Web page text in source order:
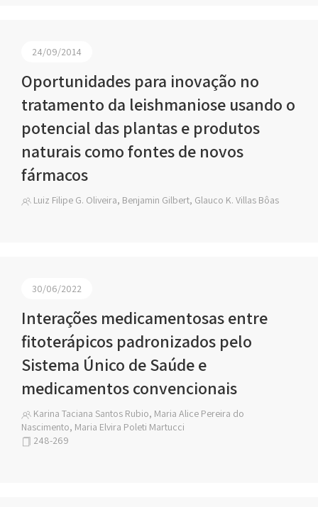
24/09/2014
Oportunidades para inovação no
tratamento da leishmaniose usando o
potencial das plantas e produtos
naturais como fontes de novos
fármacos
Luiz Filipe G. Oliveira, Benjamin Gilbert, Glauco K. Villas Bôas
30/06/2022
Interações medicamentosas entre
fitoterápicos padronizados pelo
Sistema Único de Saúde e
medicamentos convencionais
Karina Taciana Santos Rubio, Maria Alice Pereira do
Nascimento, Maria Elvira Poleti Martucci
248-269